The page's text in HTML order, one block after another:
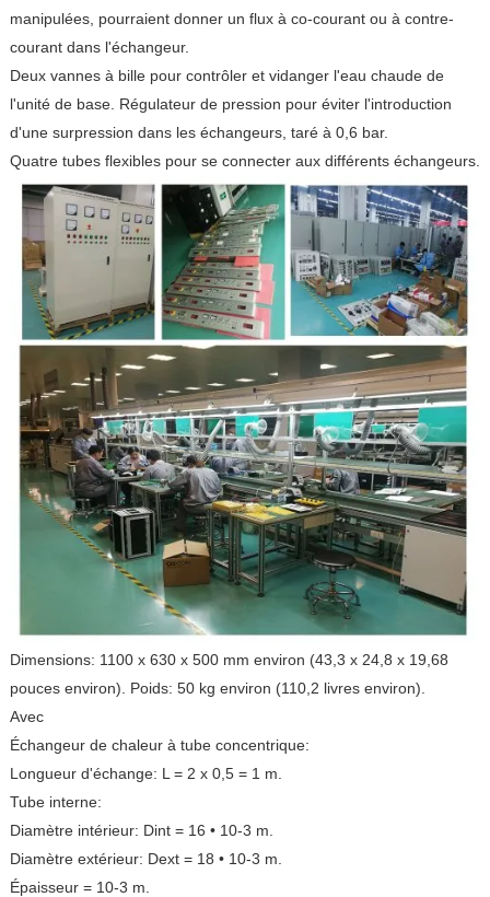
manipulées, pourraient donner un flux à co-courant ou à contre-
courant dans l'échangeur.
Deux vannes à bille pour contrôler et vidanger l'eau chaude de
l'unité de base. Régulateur de pression pour éviter l'introduction
d'une surpression dans les échangeurs, taré à 0,6 bar.
Quatre tubes flexibles pour se connecter aux différents échangeurs.
Dimensions: 1100 x 630 x 500 mm environ (43,3 x 24,8 x 19,68
pouces environ). Poids: 50 kg environ (110,2 livres environ).
Avec
Échangeur de chaleur à tube concentrique:
Longueur d'échange: L = 2 x 0,5 = 1 m.
Tube interne:
Diamètre intérieur: Dint = 16 • 10-3 m.
Diamètre extérieur: Dext = 18 • 10-3 m.
Épaisseur = 10-3 m.